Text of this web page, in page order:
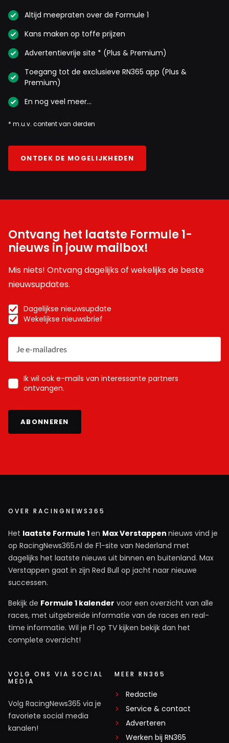
Altijd meepraten over de Formule 1
Kans maken op toffe prijzen
Advertentievrije site * (Plus & Premium)
Toegang tot de exclusieve RN365 app (Plus &
Premium)
En nog veel meer…
* m.u.v. content van derden
ONTDEK DE MOGELIJKHEDEN
Ontvang het laatste Formule 1-
nieuws in jouw mailbox!
Mis niets! Ontvang dagelijks of wekelijks de beste
nieuwsupdates.
Dagelijkse nieuwsupdate
Wekelijkse nieuwsbrief
Ik wil ook e-mails van interessante partners
ontvangen.
ABONNEREN
OVER RACINGNEWS365
Het laatste Formule 1en Max Verstappen nieuws vind je
op RacingNews365.nl de F1-site van Nederland met
dagelijks het laatste nieuws uit binnen en buitenland. Max
Verstappen gaat in zijn Red Bull op jacht naar nieuwe
successen.
Bekijk de Formule 1 kalender voor een overzicht van alle
races, met uitgebreide informatie van de races en real-
time informatie. Wil je F1 op TV kijken bekijk dan het
complete overzicht!
VOLG ONS VIA SOCIAL
MEDIA
Volg RacingNews365 via je
favoriete social media
kanalen!
MEER RN365
Redactie
Service & contact
Adverteren
Werken bij RN365